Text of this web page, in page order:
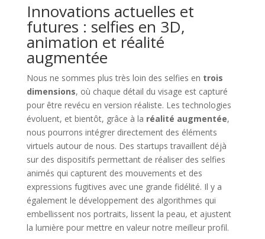
Innovations actuelles et
futures : selfies en 3D,
animation et réalité
augmentée
Nous ne sommes plus très loin des selfies en trois
dimensions, où chaque détail du visage est capturé
pour être revécu en version réaliste. Les technologies
évoluent, et bientôt, grâce à la réalité augmentée,
nous pourrons intégrer directement des éléments
virtuels autour de nous. Des startups travaillent déjà
sur des dispositifs permettant de réaliser des selfies
animés qui capturent des mouvements et des
expressions fugitives avec une grande fidélité. Il y a
également le développement des algorithmes qui
embellissent nos portraits, lissent la peau, et ajustent
la lumière pour mettre en valeur notre meilleur profil.